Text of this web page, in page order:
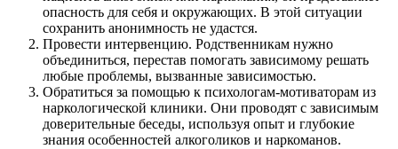
опасность для себя и окружающих. В этой ситуации
сохранить анонимность не удастся.
Провести интервенцию. Родственникам нужно
объединиться, перестав помогать зависимому решать
любые проблемы, вызванные зависимостью.
Обратиться за помощью к психологам-мотиваторам из
наркологической клиники. Они проводят с зависимым
доверительные беседы, используя опыт и глубокие
знания особенностей алкоголиков и наркоманов.